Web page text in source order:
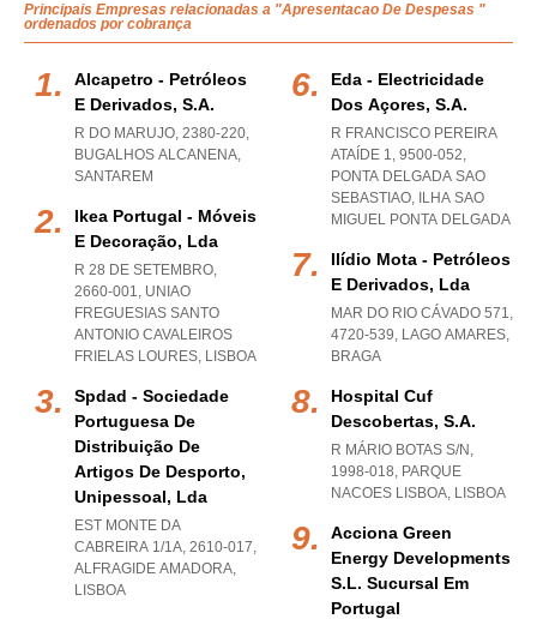
Principais Empresas relacionadas a "Apresentacao De Despesas "
ordenados por cobrança
Alcapetro - Petróleos
E Derivados, S.a.
R DO MARUJO, 2380-220,
BUGALHOS ALCANENA,
SANTAREM
Ikea Portugal - Móveis
E Decoração, Lda
R 28 DE SETEMBRO,
2660-001, UNIAO
FREGUESIAS SANTO
ANTONIO CAVALEIROS
FRIELAS LOURES, LISBOA
Spdad - Sociedade
Portuguesa De
Distribuição De
Artigos De Desporto,
Unipessoal, Lda
EST MONTE DA
CABREIRA 1/1A, 2610-017,
ALFRAGIDE AMADORA,
LISBOA
Eda - Electricidade
Dos Açores, S.a.
R FRANCISCO PEREIRA
ATAÍDE 1, 9500-052,
PONTA DELGADA SAO
SEBASTIAO, ILHA SAO
MIGUEL PONTA DELGADA
Ilídio Mota - Petróleos
E Derivados, Lda
MAR DO RIO CÁVADO 571,
4720-539, LAGO AMARES,
BRAGA
Hospital Cuf
Descobertas, S.a.
R MÁRIO BOTAS S/N,
1998-018, PARQUE
NACOES LISBOA, LISBOA
Acciona Green
Energy Developments
S.l. Sucursal Em
Portugal